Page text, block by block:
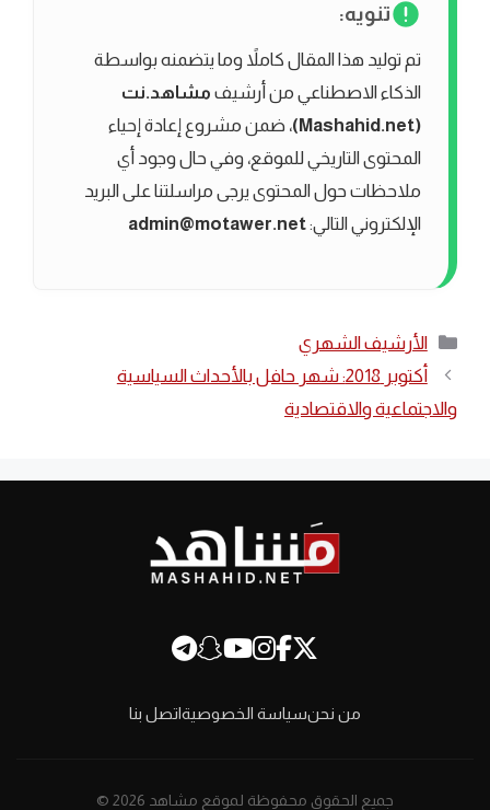
تنويه:
تم توليد هذا المقال كاملاً وما يتضمنه بواسطة
الذكاء الاصطناعي من أرشيف مشاهد.نت
(Mashahid.net)
، ضمن مشروع إعادة إحياء
المحتوى التاريخي للموقع، وفي حال وجود أي
ملاحظات حول المحتوى يرجى مراسلتنا على البريد
الإلكتروني التالي:admin@motawer.net
التصنيفات
الأرشيف الشهري
أكتوبر 2018: شهر حافل بالأحداث السياسية
والاجتماعية والاقتصادية
من نحنسياسة الخصوصيةاتصل بنا
جميع الحقوق محفوظة لموقع مشاهد 2026 ©